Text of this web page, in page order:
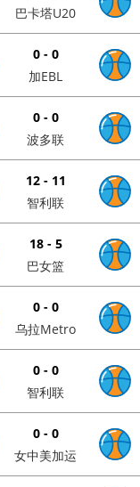
巴卡塔U20
0 - 0
加EBL
0 - 0
波多联
12 - 11
智利联
18 - 5
巴女篮
0 - 0
乌拉Metro
0 - 0
智利联
0 - 0
女中美加运